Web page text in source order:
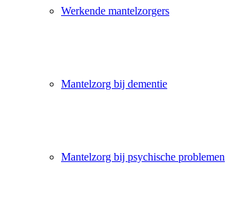
Werkende mantelzorgers
Mantelzorg bij dementie
Mantelzorg bij psychische problemen